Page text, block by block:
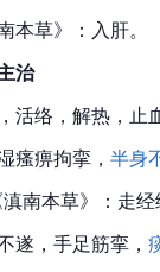
本草》：入肝。
治
活络，解热，止
瘙痹拘挛， 半身
南本草》：走经
遂，手足筋挛，